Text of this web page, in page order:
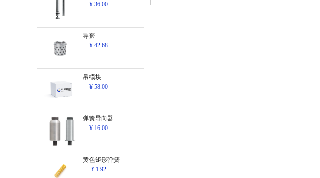
¥ 36.00
导套
¥ 42.68
吊模块
¥ 58.00
弹簧导向器
¥ 16.00
黄色矩形弹簧
¥ 1.92